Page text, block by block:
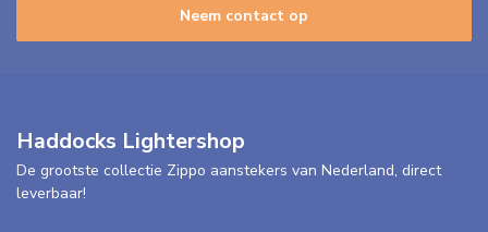
Neem contact op
Haddocks Lightershop
De grootste collectie Zippo aanstekers van Nederland, direct
leverbaar!